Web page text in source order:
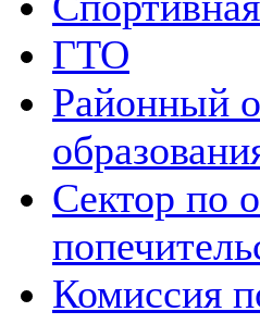
ГТО
Районный
Сектор по
Комиссия